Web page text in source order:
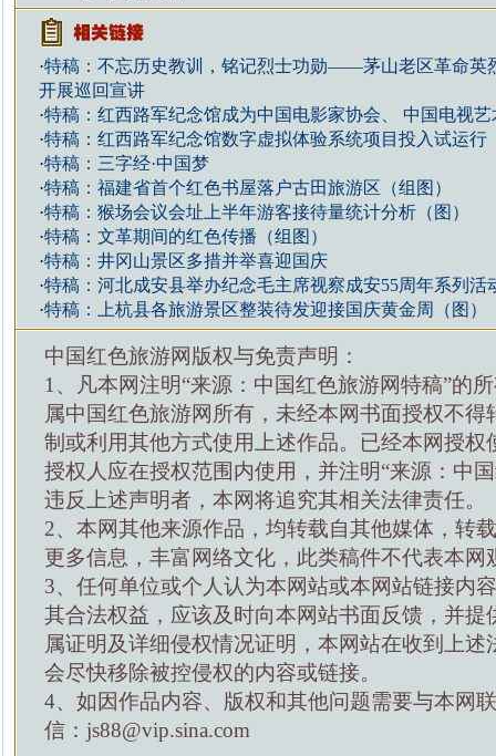
·特稿：不忘历史教训，铭记烈士功勋——茅山老区革命英
开展巡回宣讲
·特稿：红西路军纪念馆成为中国电影家协会、 中国电视
·特稿：红西路军纪念馆数字虚拟体验系统项目投入试运行
·特稿：三字经·中国梦
·特稿：福建省首个红色书屋落户古田旅游区（组图）
·特稿：猴场会议会址上半年游客接待量统计分析（图）
·特稿：文革期间的红色传播（组图）
·特稿：井冈山景区多措并举喜迎国庆
·特稿：河北成安县举办纪念毛主席视察成安55周年系列活
·特稿：上杭县各旅游景区整装待发迎接国庆黄金周（图）
中国红色旅游网版权与免责声明：
1、凡本网注明“来源：中国红色旅游网特稿”的
属中国红色旅游网所有，未经本网书面授权不得
制或利用其他方式使用上述作品。已经本网授权
授权人应在授权范围内使用，并注明“来源：中
违反上述声明者，本网将追究其相关法律责任。
2、本网其他来源作品，均转载自其他媒体，转
更多信息，丰富网络文化，此类稿件不代表本网
3、任何单位或个人认为本网站或本网站链接内
其合法权益，应该及时向本网站书面反馈，并提
属证明及详细侵权情况证明，本网站在收到上述
会尽快移除被控侵权的内容或链接。
4、如因作品内容、版权和其他问题需要与本网
信：js88@vip.sina.com